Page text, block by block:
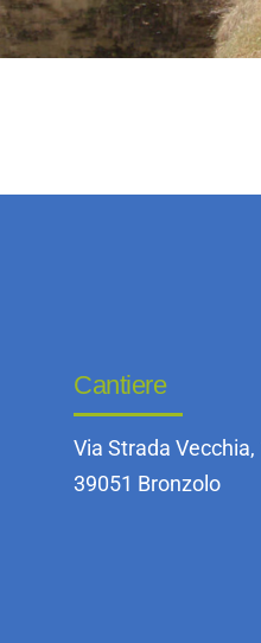
Cantiere
Via Strada Vecchia,
39051 Bronzolo